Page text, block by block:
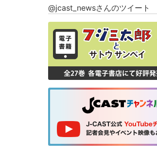
@jcast_newsさんのツイート